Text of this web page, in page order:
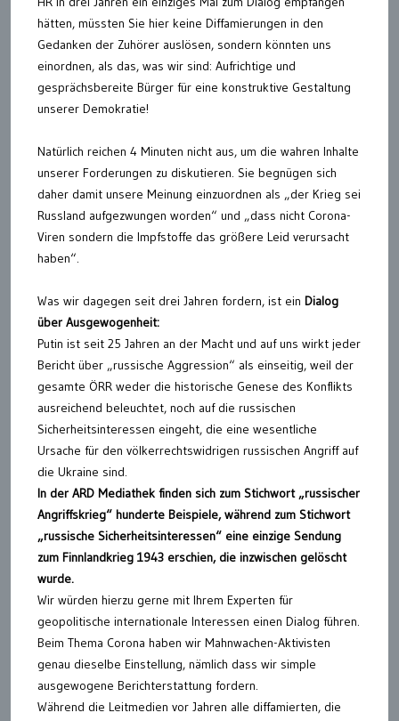
hätten, müssten Sie hier keine Diffamierungen in den
Gedanken der Zuhörer auslösen, sondern könnten uns
einordnen, als das, was wir sind: Aufrichtige und
gesprächsbereite Bürger für eine konstruktive Gestaltung
unserer Demokratie!
Natürlich reichen 4 Minuten nicht aus, um die wahren Inhalte
unserer Forderungen zu diskutieren. Sie begnügen sich
daher damit unsere Meinung einzuordnen als „der Krieg sei
Russland aufgezwungen worden“ und „dass nicht Corona-
Viren sondern die Impfstoffe das größere Leid verursacht
haben“.
Was wir dagegen seit drei Jahren fordern, ist ein Dialog
über Ausgewogenheit:
Putin ist seit 25 Jahren an der Macht und auf uns wirkt jeder
Bericht über „russische Aggression“ als einseitig, weil der
gesamte ÖRR weder die historische Genese des Konflikts
ausreichend beleuchtet, noch auf die russischen
Sicherheitsinteressen eingeht, die eine wesentliche
Ursache für den völkerrechtswidrigen russischen Angriff auf
die Ukraine sind.
In der ARD Mediathek finden sich zum Stichwort „russischer
Angriffskrieg“ hunderte Beispiele, während zum Stichwort
„russische Sicherheitsinteressen“ eine einzige Sendung
zum Finnlandkrieg 1943 erschien, die inzwischen gelöscht
wurde.
Wir würden hierzu gerne mit Ihrem Experten für
geopolitische internationale Interessen einen Dialog führen.
Beim Thema Corona haben wir Mahnwachen-Aktivisten
genau dieselbe Einstellung, nämlich dass wir simple
ausgewogene Berichterstattung fordern.
Während die Leitmedien vor Jahren alle diffamierten, die